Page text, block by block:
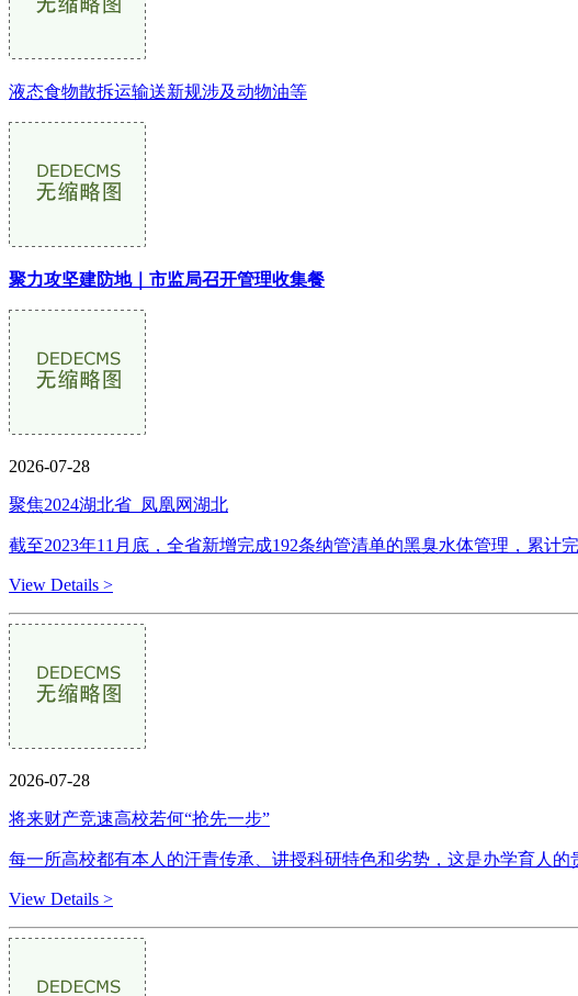
液态食物散拆运输送新规涉及动物油等
聚力攻坚建防地｜市监局召开管理收集餐
2026-07-28
聚焦2024湖北省_凤凰网湖北
截至2023年11月底，全省新增完成192条纳管清单的黑臭水体管理，累
View Details >
2026-07-28
将来财产竞速高校若何“抢先一步”
每一所高校都有本人的汗青传承、讲授科研特色和劣势，这是办学育人
View Details >